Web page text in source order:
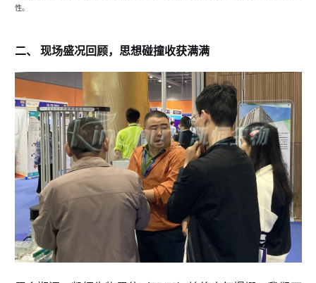
性。
二、 现场盛况回顾，思想碰撞收获满满